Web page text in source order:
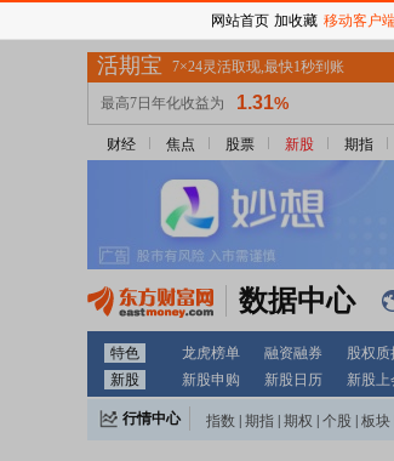
财经 焦点 股票 新股 期指
数据中心
特色 龙虎榜单 融资融券 股权质
新股
新股申购 新股日历 新股上
行情中心 指数 期指 期权 个股 板块
网站首页 加收藏 移动客户